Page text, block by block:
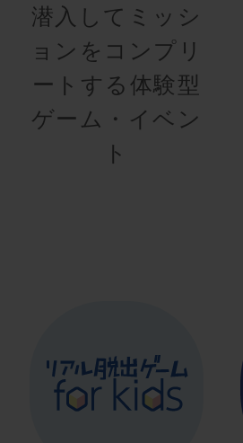
潜入してミッシ
ョンをコンプリ
ートする体験型
ゲーム・イベン
ト